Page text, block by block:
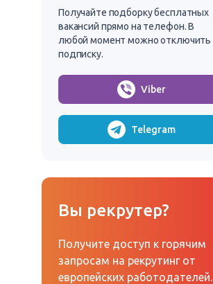
Получайте подборку бесплатных
вакансий прямо на телефон. В
любой момент можно отключить
подписку.
Viber
Telegram
Вы рекрутер?
Получите доступ к горячим
запросам на рекрутинг от
европейских работодателей.